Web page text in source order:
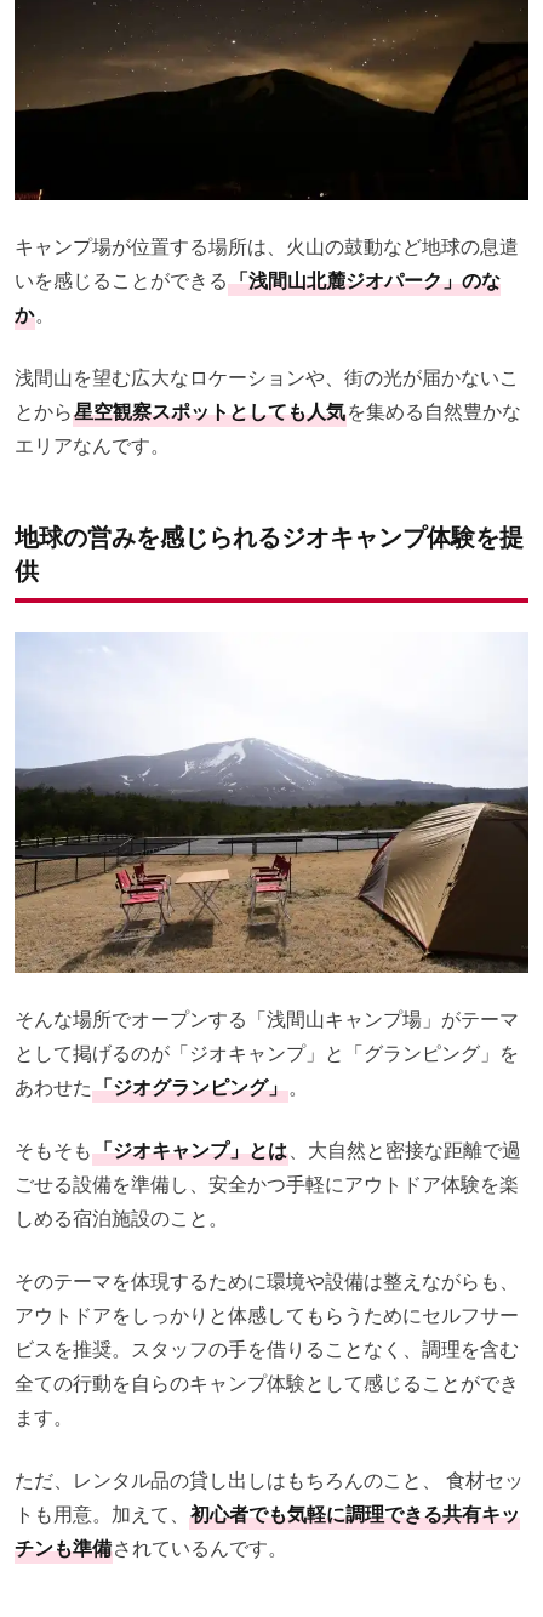
キャンプ場が位置する場所は、火山の鼓動など地球の息遣
いを感じることができる「浅間山北麓ジオパーク」のな
か。
浅間山を望む広大なロケーションや、街の光が届かないこ
とから星空観察スポットとしても人気を集める自然豊かな
エリアなんです。
地球の営みを感じられるジオキャンプ体験を提
供
そんな場所でオープンする「浅間山キャンプ場」がテーマ
として掲げるのが「ジオキャンプ」と「グランピング」を
あわせた「ジオグランピング」。
そもそも「ジオキャンプ」とは、大自然と密接な距離で過
ごせる設備を準備し、安全かつ手軽にアウトドア体験を楽
しめる宿泊施設のこと。
そのテーマを体現するために環境や設備は整えながらも、
アウトドアをしっかりと体感してもらうためにセルフサー
ビスを推奨。スタッフの手を借りることなく、調理を含む
全ての行動を自らのキャンプ体験として感じることができ
ます。
ただ、レンタル品の貸し出しはもちろんのこと、 食材セッ
トも用意。加えて、 初心者でも気軽に調理できる共有キッ
チンも準備されているんです。